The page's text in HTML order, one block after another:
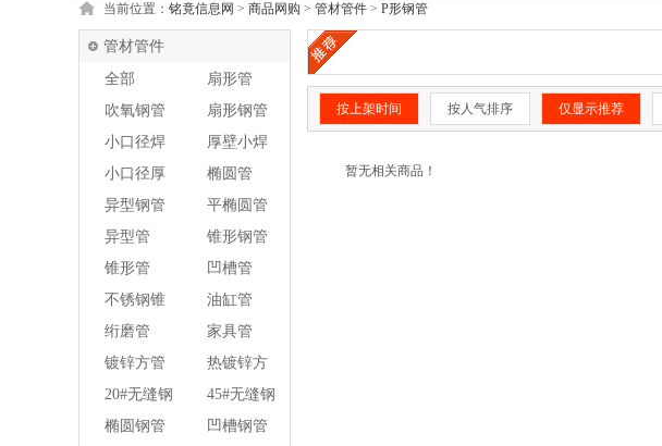
当前位置： 铭竟信息网 > 商品网购 > 管材管件 > P形钢管
管材管件
全部
扇形管
吹氧钢管
扇形钢管
小口径焊
管
厚壁小焊
管
小口径厚
壁焊管
椭圆管
异型钢管
平椭圆管
异型管
锥形钢管
锥形管
凹槽管
不锈钢锥
形钢管
油缸管
绗磨管
家具管
镀锌方管
热镀锌方
管
20#无缝钢
管
45#无缝钢
管
椭圆钢管
凹槽钢管
按上架时间 按人气排序 仅显示推荐
暂无相关商品！